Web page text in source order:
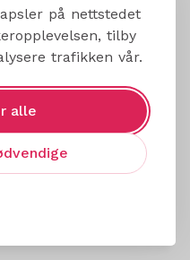
på nettstedet
tilby
trafikken vår.
alle